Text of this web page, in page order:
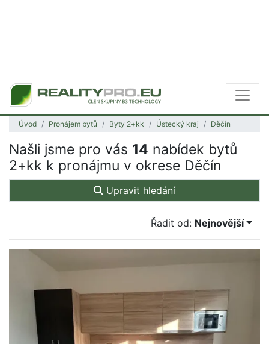
Úvod Pronájem bytů Byty 2+kk Ústecký kraj Děčín
Našli jsme pro vás 14 nabídek bytů
2+kk k pronájmu v okrese Děčín
Upravit hledání
Řadit od: Nejnovější